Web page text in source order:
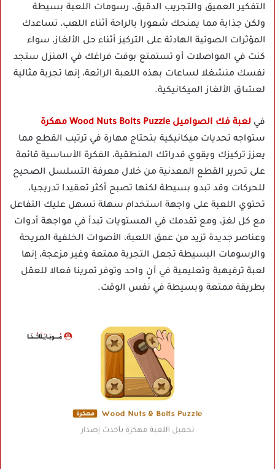
التفكير العميق والتجريب الدقيق، رسومات اللعبة بسيطة
ولكن جذابة مما يمنحك شعورا بالراحة أثناء اللعب، تساعدك
المؤثرات الصوتية الهادئة على التركيز أثناء حل الألغاز، سواء
كنت في المواصلات أو تستمتع بوقت فراغك في المنزل ستجد
نفسك منشغلا لساعات بهذه اللعبة الرائعة، إنها تجربة مثالية
لعشاق الألغاز الميكانيكية.
في لعبة فك الصواميل Wood Nuts Bolts Puzzle مهكرة
ستواجه تحديات ميكانيكية بتحتاج مهارة في ترتيب القطع مما
يعزز تركيزك ويقوي قدراتك المنطقية، الفكرة الأساسية قائمة
على تحرير القطع المعدنية من خلال معرفة التسلسل الصحيح
للحركات وقد تبدو بسيطة لكنها تصبح أكثر تعقيدا تدريجيا،
تحتوي اللعبة على واجهة استخدام سهلة تسهل عليك التفاعل
مع كل لغز، ومع تقدمك في المستويات تبدأ في مواجهة أدوات
وعناصر جديدة تزيد من عمق اللعبة، الأصوات الخلفية المريحة
والرسومات البسيطة تجعل التجربة ممتعة وغير مزعجة، إنها
لعبة ترفيهية وتعليمية في آنٍ واحد وتوفر تمرينا فعالا للعقل
بطريقة ممتعة وبسيطة في نفس الوقت.